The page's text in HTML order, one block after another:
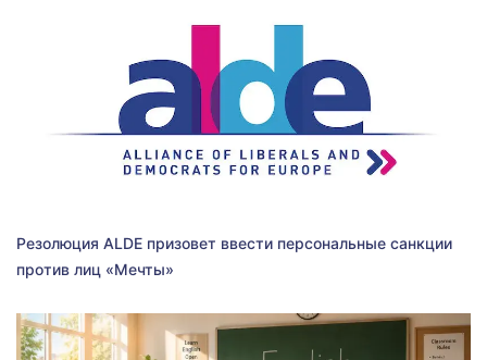
Резолюция ALDE призовет ввести персональные санкции
против лиц «Мечты»